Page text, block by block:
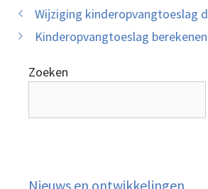
Wijziging kinderopvangtoeslag
Kinderopvangtoeslag
Zoeken
Nieuws en ontwikkelingen